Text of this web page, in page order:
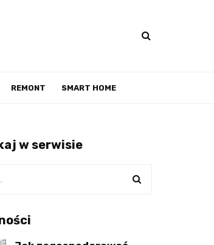
REMONT SMART HOME
w serwisie